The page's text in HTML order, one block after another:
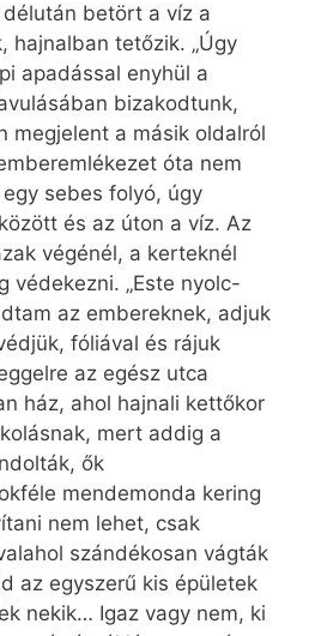
betört a víz a
hajnalban tetőzik. „Úgy
apadással enyhül a
bizakodtunk,
megjelent a másik oldalról
óta nem
sebes folyó, úgy
és az úton a víz. Az
végénél, a kerteknél
védekezni. „Este nyolc-
az embereknek, adjuk
fóliával és rájuk
az egész utca
ház, ahol hajnali kettőkor
mert addig a
ők
mendemonda kering
nem lehet, csak
szándékosan vágták
az egyszerű kis épületek
nekik… Igaz vagy nem, ki